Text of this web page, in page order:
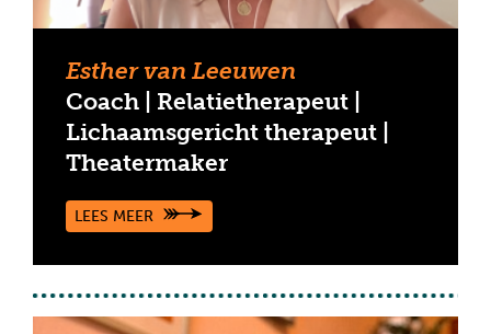
Esther van Leeuwen
Coach | Relatietherapeut |
Lichaamsgericht therapeut |
Theatermaker
LEES MEER